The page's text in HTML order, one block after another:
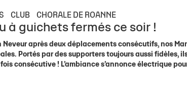
CLUB CHORALE DE ROANNE
à guichets fermés ce soir !
Neveur après deux déplacements consécutifs, nos
Portés par des supporters toujours aussi fidèles,
fois consécutive ! L’ambiance s’annonce électrique